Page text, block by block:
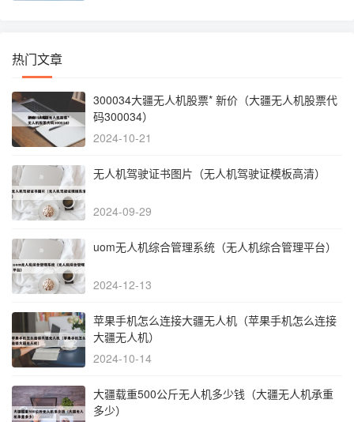
热门文章
300034大疆无人机股票* 新价（大疆无人机股票代
码300034）
2024-10-21
无人机驾驶证书图片（无人机驾驶证模板高清）
2024-09-29
uom无人机综合管理系统（无人机综合管理平台）
2024-12-13
苹果手机怎么连接大疆无人机（苹果手机怎么连接
大疆无人机）
2024-10-14
大疆载重500公斤无人机多少钱（大疆无人机承重
多少）